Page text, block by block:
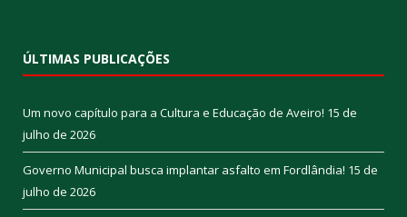
ÚLTIMAS PUBLICAÇÕES
Um novo capítulo para a Cultura e Educação de Aveiro! 15 de
julho de 2026
Governo Municipal busca implantar asfalto em Fordlândia! 15 de
julho de 2026